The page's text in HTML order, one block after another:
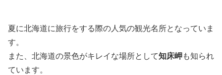
夏に北海道に旅行をする際の人気の観光名所となっていま
す。
また、北海道の景色がキレイな場所として知床岬も知られ
ています。